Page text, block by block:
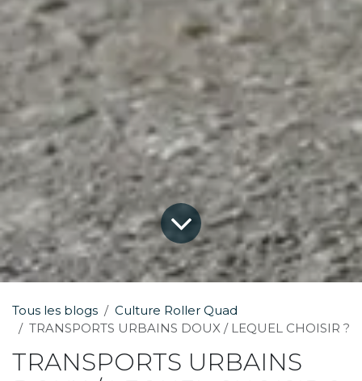
Tous les blogs
Culture Roller Quad
TRANSPORTS URBAINS DOUX / LEQUEL CHOISIR ?
TRANSPORTS URBAINS